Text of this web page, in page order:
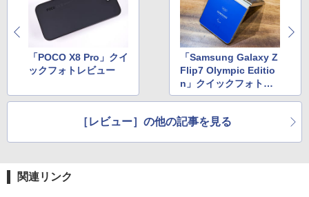
「POCO X8 Pro」クイ
ックフォトレビュー
「Samsung Galaxy Z
Flip7 Olympic Editio
n」クイックフォトレ
ビュー、ミラノ・コル
が手にしていたスマホ
［レビュー］の他の記事を見る
関連リンク